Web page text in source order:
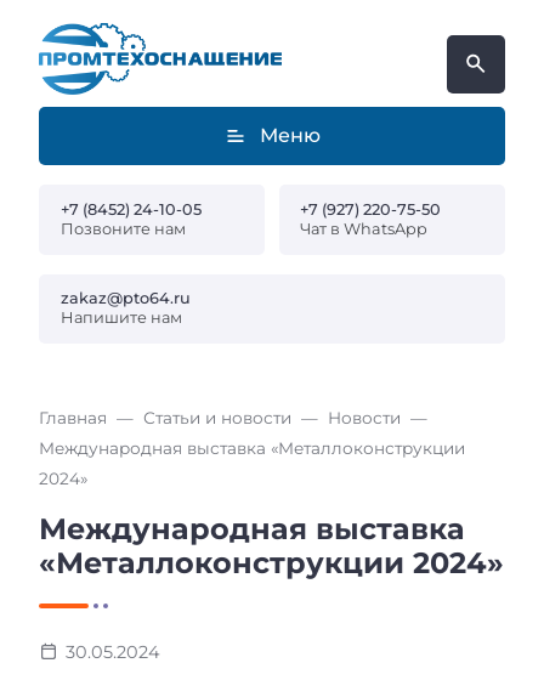
Меню
+7 (8452) 24-10-05
Позвоните нам
+7 (927) 220-75-50
Чат в WhatsApp
zakaz@pto64.ru
Напишите нам
Главная Статьи и новости
Новости
Международная выставка «Металлоконструкции
2024»
Международная выставка
«Металлоконструкции 2024»
30.05.2024